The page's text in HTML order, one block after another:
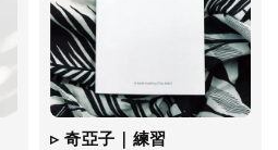
▹ 奇亞子｜練習